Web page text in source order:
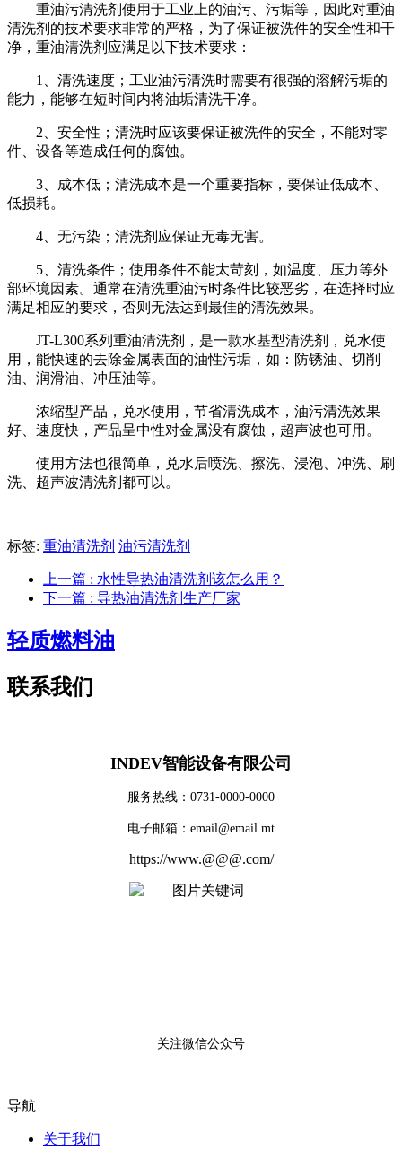
重油污清洗剂使用于工业上的油污、污垢等，因此对重油
清洗剂的技术要求非常的严格，为了保证被洗件的安全性和干
净，重油清洗剂应满足以下技术要求：
1、清洗速度；工业油污清洗时需要有很强的溶解污垢的
能力，能够在短时间内将油垢清洗干净。
2、安全性；清洗时应该要保证被洗件的安全，不能对零
件、设备等造成任何的腐蚀。
3、成本低；清洗成本是一个重要指标，要保证低成本、
低损耗。
4、无污染；清洗剂应保证无毒无害。
5、清洗条件；使用条件不能太苛刻，如温度、压力等外
部环境因素。通常在清洗重油污时条件比较恶劣，在选择时应
满足相应的要求，否则无法达到最佳的清洗效果。
JT-L300系列重油清洗剂，是一款水基型清洗剂，兑水使
用，能快速的去除金属表面的油性污垢，如：防锈油、切削
油、润滑油、冲压油等。
浓缩型产品，兑水使用，节省清洗成本，油污清洗效果
好、速度快，产品呈中性对金属没有腐蚀，超声波也可用。
使用方法也很简单，兑水后喷洗、擦洗、浸泡、冲洗、刷
洗、超声波清洗剂都可以。
标签: 重油清洗剂 油污清洗剂
上一篇 : 水性导热油清洗剂该怎么用？
下一篇 : 导热油清洗剂生产厂家
轻质燃料油
联系我们
INDEV智能设备有限公司
服务热线：0731-0000-0000
电子邮箱：email@email.mt
https://www.@@@.com/
关注微信公众号
导航
关于我们